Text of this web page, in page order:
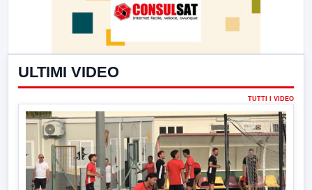
ULTIMI VIDEO
TUTTI I VIDEO